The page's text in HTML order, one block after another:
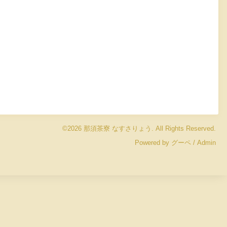
©2026 那須茶寮 なすさりょう . All Rights Reserved.
Powered by グーペ / Admin